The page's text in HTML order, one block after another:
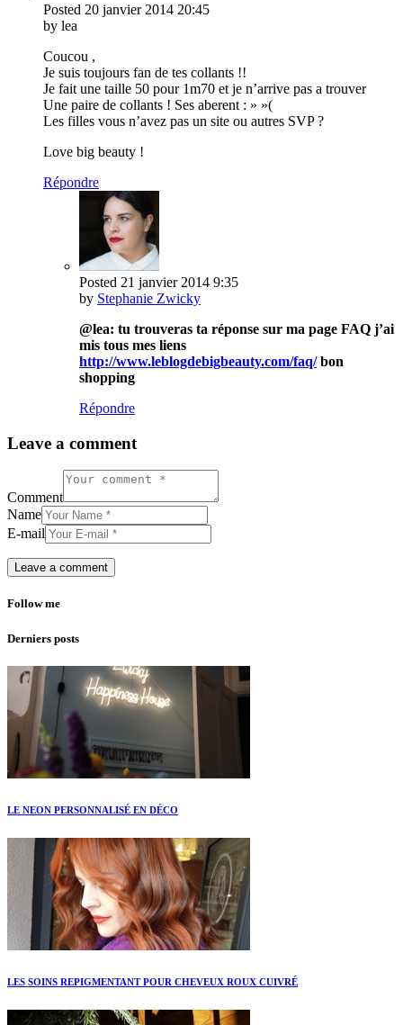
Posted 20 janvier 2014 20:45
by lea
Coucou ,
Je suis toujours fan de tes collants !!
Je fait une taille 50 pour 1m70 et je n’arrive pas a trouver
Une paire de collants ! Ses aberent : » »(
Les filles vous n’avez pas un site ou autres SVP ?
Love big beauty !
Répondre
Posted 21 janvier 2014 9:35
by Stephanie Zwicky
@lea: tu trouveras ta réponse sur ma page FAQ j’ai
mis tous mes liens
http://www.leblogdebigbeauty.com/faq/bon
shopping
Répondre
Leave a comment
Comment
Name
E-mail
Follow me
Derniers posts
LE NEON PERSONNALISÉ EN DÉCO
LES SOINS REPIGMENTANT POUR CHEVEUX ROUX CUIVRÉ